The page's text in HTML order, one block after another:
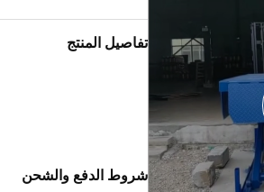
تفاصيل المنتج
شروط الدفع والشحن